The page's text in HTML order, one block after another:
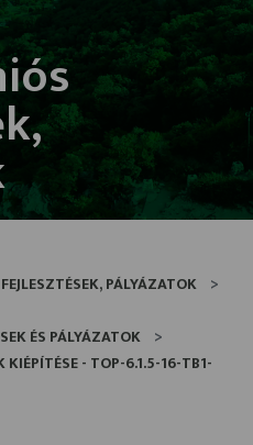
PÁLYÁZATOK
ÉS PÁLYÁZATOK
KIÉPÍTÉSE - TOP-6.1.5-16-TB1-